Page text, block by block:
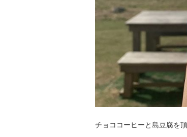
チョココーヒーと島豆腐を頂